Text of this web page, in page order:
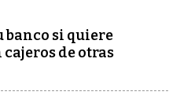
banco si quiere
de otras